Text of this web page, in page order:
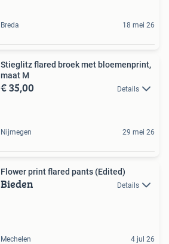
Breda 18 mei 26
Stieglitz flared broek met bloemenprint,
maat M
€ 35,00 Details
Nijmegen 29 mei 26
Flower print flared pants (Edited)
Bieden Details
Mechelen 4 jul 26